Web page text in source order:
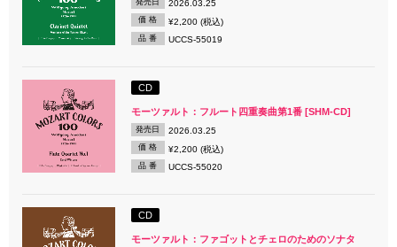
2026.03.25
価 格 ¥2,200 (税込)
品 番 UCCS-55019
CD
モーツァルト：フルート四重奏曲第1番 [SHM-CD]
発売日 2026.03.25
価 格 ¥2,200 (税込)
品 番 UCCS-55020
CD
モーツァルト：ファゴットとチェロのためのソナタ